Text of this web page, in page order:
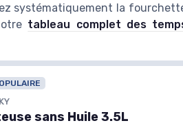
systématiquement la
tableau complet des
sans Huile 3.5L